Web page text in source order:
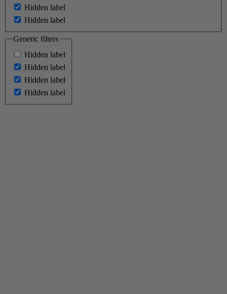
Hidden label
Hidden label
Generic filters
Hidden label
Hidden label
Hidden label
Hidden label